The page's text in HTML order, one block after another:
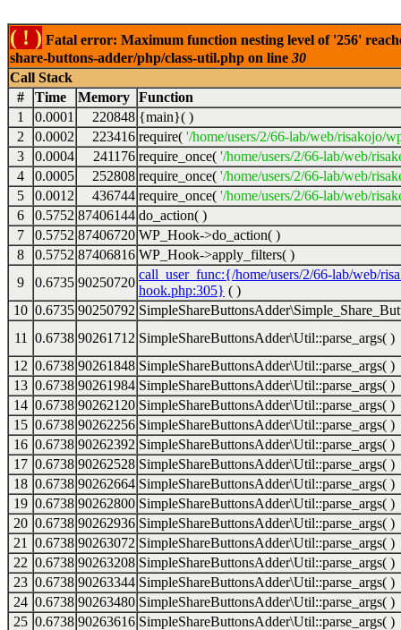
( ! ) Fatal error: Maximum function nesting level of '256'
share-buttons-adder/php/class-util.php on line 30
Call Stack
#
Time Memory Function
1
0.0001 220848 {main}( )
2
0.0002 223416 require( '/home/users/2/66-lab/web/risakojo/
3
0.0004 241176 require_once( '/home/users/2/66-lab/web/
4
0.0005 252808 require_once( '/home/users/2/66-lab/web/
5
0.0012 436744 require_once( '/home/users/2/66-lab/web/
6
0.5752 87406144 do_action( )
7
0.5752 87406720 WP_Hook->do_action( )
8
0.5752 87406816 WP_Hook->apply_filters( )
9
0.6735 90250720
call_user_func:{/home/users/2/66-lab/web/
hook.php:305} ( )
10 0.6735 90250792
11
0.6738 90261712 SimpleShareButtonsAdder\Util::parse_args( )
12 0.6738 90261848 SimpleShareButtonsAdder\Util::parse_args( )
13 0.6738 90261984 SimpleShareButtonsAdder\Util::parse_args( )
14 0.6738 90262120 SimpleShareButtonsAdder\Util::parse_args( )
15 0.6738 90262256 SimpleShareButtonsAdder\Util::parse_args( )
16 0.6738 90262392 SimpleShareButtonsAdder\Util::parse_args( )
17 0.6738 90262528 SimpleShareButtonsAdder\Util::parse_args( )
18 0.6738 90262664 SimpleShareButtonsAdder\Util::parse_args( )
19 0.6738 90262800 SimpleShareButtonsAdder\Util::parse_args( )
20 0.6738 90262936 SimpleShareButtonsAdder\Util::parse_args( )
21
0.6738 90263072 SimpleShareButtonsAdder\Util::parse_args( )
22 0.6738 90263208 SimpleShareButtonsAdder\Util::parse_args( )
23 0.6738 90263344 SimpleShareButtonsAdder\Util::parse_args( )
24 0.6738 90263480 SimpleShareButtonsAdder\Util::parse_args( )
25 0.6738 90263616 SimpleShareButtonsAdder\Util::parse_args( )